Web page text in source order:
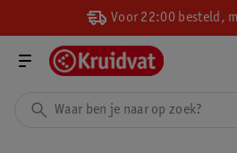
Voor 22:00 besteld,